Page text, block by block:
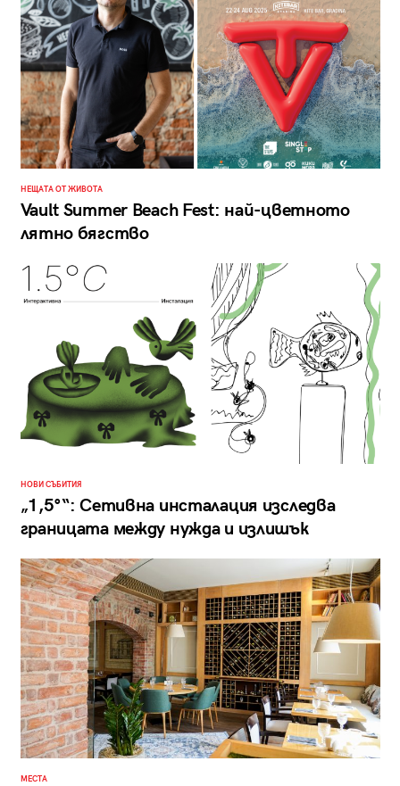
НЕЩАТА ОТ ЖИВОТА
Vault Summer Beach Fest: най-цветното
лятно бягство
НОВИ СЪБИТИЯ
„1,5°“: Сетивна инсталация изследва
границата между нужда и излишък
МЕСТА